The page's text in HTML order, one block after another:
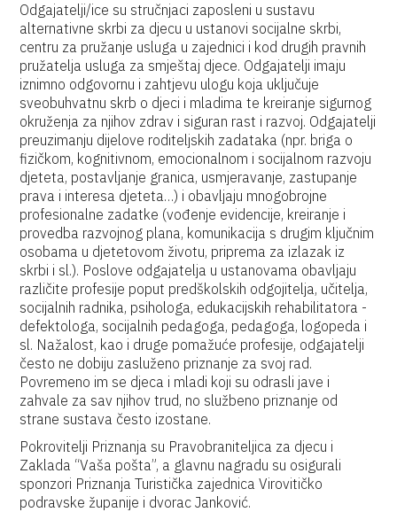
Odgajatelji/ice su stručnjaci zaposleni u sustavu
alternativne skrbi za djecu u ustanovi socijalne skrbi,
centru za pružanje usluga u zajednici i kod drugih pravnih
pružatelja usluga za smještaj djece. Odgajatelji imaju
iznimno odgovornu i zahtjevu ulogu koja uključuje
sveobuhvatnu skrb o djeci i mladima te kreiranje sigurnog
okruženja za njihov zdrav i siguran rast i razvoj. Odgajatelji
preuzimanju dijelove roditeljskih zadataka (npr. briga o
fizičkom, kognitivnom, emocionalnom i socijalnom razvoju
djeteta, postavljanje granica, usmjeravanje, zastupanje
prava i interesa djeteta…) i obavljaju mnogobrojne
profesionalne zadatke (vođenje evidencije, kreiranje i
provedba razvojnog plana, komunikacija s drugim ključnim
osobama u djetetovom životu, priprema za izlazak iz
skrbi i sl.). Poslove odgajatelja u ustanovama obavljaju
različite profesije poput predškolskih odgojitelja, učitelja,
socijalnih radnika, psihologa, edukacijskih rehabilitatora -
defektologa, socijalnih pedagoga, pedagoga, logopeda i
sl. Nažalost, kao i druge pomažuće profesije, odgajatelji
često ne dobiju zasluženo priznanje za svoj rad.
Povremeno im se djeca i mladi koji su odrasli jave i
zahvale za sav njihov trud, no službeno priznanje od
strane sustava često izostane.
Pokrovitelji Priznanja su Pravobraniteljica za djecu i
Zaklada “Vaša pošta”, a glavnu nagradu su osigurali
sponzori Priznanja Turistička zajednica Virovitičko
podravske županije i dvorac Janković.